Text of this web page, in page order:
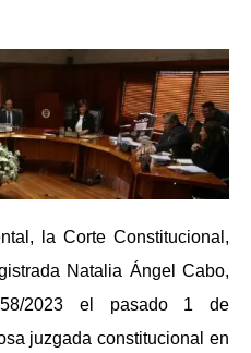
la Corte Constitucional,
Natalia Ángel Cabo,
2023 el pasado 1 de
juzgada constitucional en